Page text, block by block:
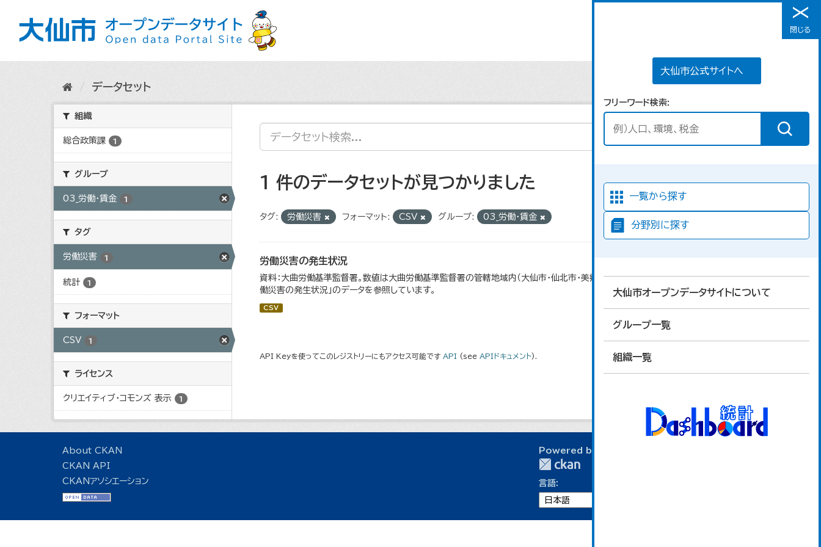
メニュー
大仙市公式サイトへ
フリーワード検索
一覧から探す
分野別に探す
大仙市オープンデータサイトについて
グループ一覧
組織一覧
閉じる
データセット
組織
総合政策課 1
グループ
03_労働・賃金 1
タグ
労働災害 1
統計 1
フォーマット
CSV 1
ライセンス
クリエイティブ・コモンズ 表示 1
1 件のデータセットが見つかりました
タグ: 労働災害 フォーマット: CSV グループ: 03_労働・賃金
労働災害の発生状況
資料：大曲労働基準監督署。数値は大曲労働基準監督署の管轄地域内（大仙市・仙北市・美郷町）の合計。 大仙市の統計「13-1 労
働災害の発生状況」のデータを参照しています。
CSV
API Keyを使ってこのレジストリーにもアクセス可能です API (see APIドキュメント).
About CKAN
CKAN API
CKANアソシエーション
Powered by
言語